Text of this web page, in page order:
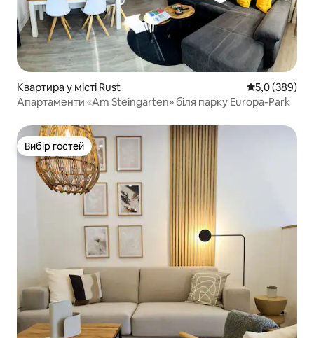
Квартира у місті Rust Середня
5,0 (389)
Апартаменти «Am Steingarten» біля парку Europa-Park
Вибір гостей
Вибір гостей